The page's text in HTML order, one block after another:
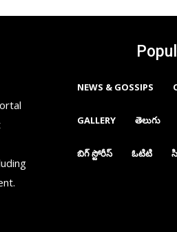
NEWS & GOSSIPS
GALLERY తెలుగు
బిగ్ స్టోరీస్ ఓటిటి